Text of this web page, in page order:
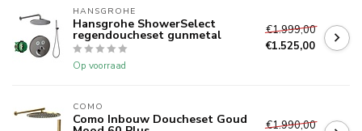
HANSGROHE
Hansgrohe ShowerSelect
regendoucheset gunmetal
Op voorraad
€1.999,00
€1.525,00
COMO
Como Inbouw Doucheset Goud €1.990,00